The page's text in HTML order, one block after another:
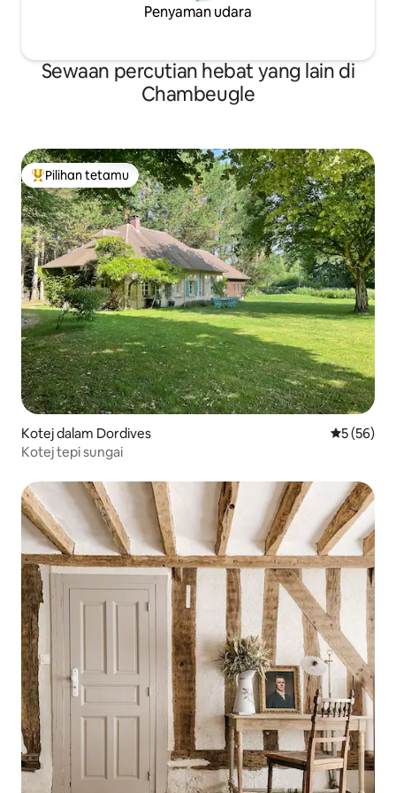
Penyaman udara
Sewaan percutian hebat yang lain di
Chambeugle
Pilihan utama tetamu
Pilihan tetamu
Kotej dalam Dordives Penarafan
5 (56)
Kotej tepi sungai